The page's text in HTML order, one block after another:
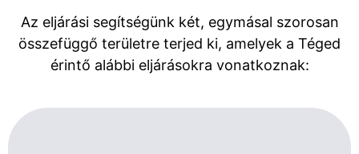
Az eljárási segítségünk két, egymásal szorosan
összefüggő területre terjed ki, amelyek a Téged
érintő alábbi eljárásokra vonatkoznak: